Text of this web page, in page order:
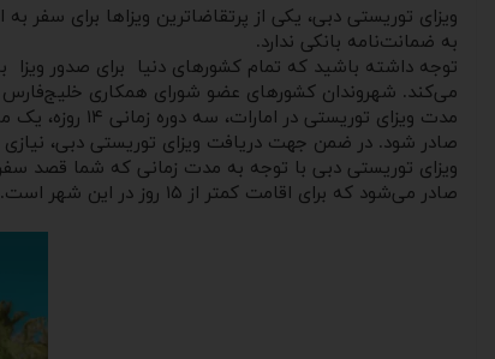
ویزای توریستی دبی، یکی از پرتقاضاترین ویزاها برای
به ضمانت‌نامه بانکی ندارد.
توجه داشته باشید که تمام کشورهای دنیا برای صدور ویزا
می‌کند. شهروندان کشورهای عضو شورای همکاری خلیج‌فارس مثل:
صادر شود. در ضمن جهت دریافت ویزای توریستی دبی، نیازی
ویزای توریستی دبی با توجه به مدت ‌زمانی که شما قصد سفر و
صادر می‌شود که برای اقامت کمتر از ۱۵ روز در این شهر است.